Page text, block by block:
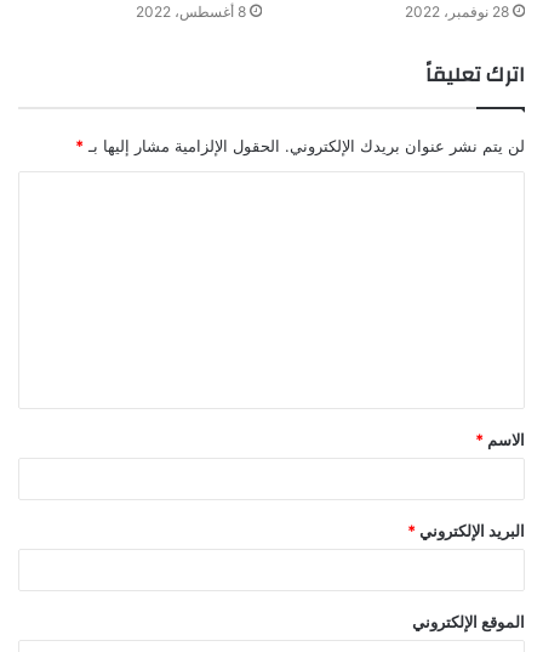
28 نوفمبر، 2022 8 أغسطس، 2022
اترك تعليقاً
لن يتم نشر عنوان بريدك الإلكتروني. الحقول الإلزامية مشار إليها بـ *
الاسم *
البريد الإلكتروني *
الموقع الإلكتروني